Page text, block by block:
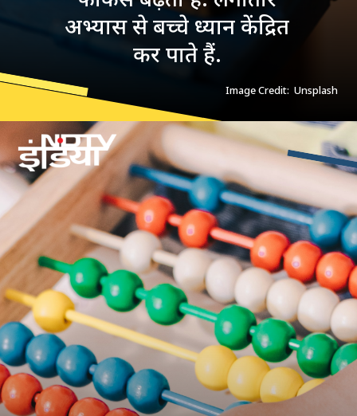
अभ्यास से बच्चे ध्यान केंद्रित
कर पाते हैं.
Image Credit: Unsplash